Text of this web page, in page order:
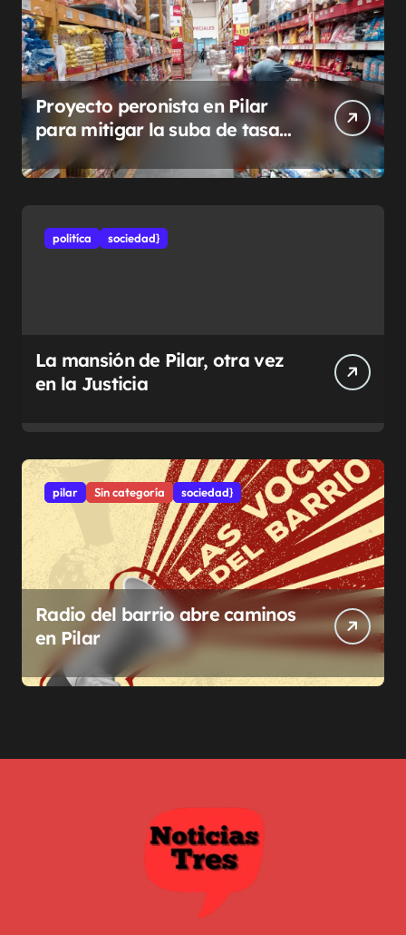
Proyecto peronista en Pilar
para mitigar la suba de tasas
municipales
politíca sociedad}
La mansión de Pilar, otra vez
en la Justicia
pilar Sin categoría sociedad}
Radio del barrio abre caminos
en Pilar